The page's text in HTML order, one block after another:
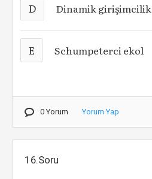
D Dinamik girişimcilik
E Schumpeterci ekol
0 Yorum Yorum Yap
16.Soru